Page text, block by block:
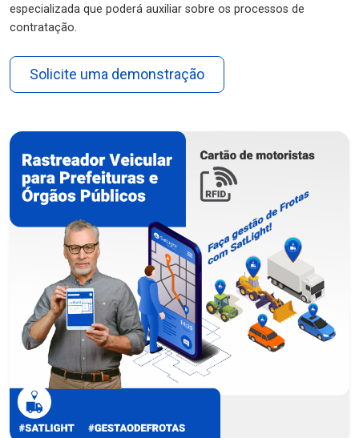
especializada que poderá auxiliar sobre os processos de
contratação.
Solicite uma demonstração